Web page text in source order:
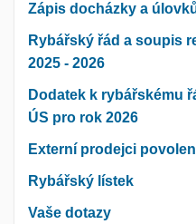
Zápis docházky a
Rybářský řád a soupis
2025 - 2026
Dodatek k rybářskému
ÚS pro rok 2026
Externí prodejci
Rybářský lístek
Vaše dotazy